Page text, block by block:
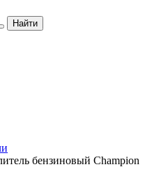
бензиновый Champion